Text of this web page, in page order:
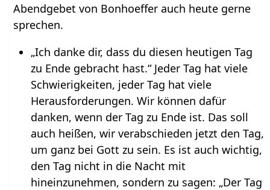
Abendgebet von Bonhoeffer auch heute gerne
sprechen.
„Ich danke dir, dass du diesen heutigen Tag
zu Ende gebracht hast.“ Jeder Tag hat viele
Schwierigkeiten, jeder Tag hat viele
Herausforderungen. Wir können dafür
danken, wenn der Tag zu Ende ist. Das soll
auch heißen, wir verabschieden jetzt den Tag,
um ganz bei Gott zu sein. Es ist auch wichtig,
den Tag nicht in die Nacht mit
hineinzunehmen, sondern zu sagen: „Der Tag